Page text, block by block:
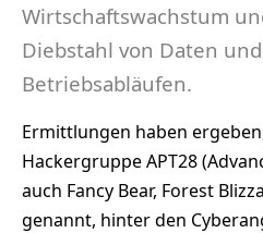
Wirtschaftswachstum
Diebstahl von Daten
Betriebsabläufen.
Ermittlungen haben
Hackergruppe APT28
auch Fancy Bear, Forest
genannt, hinter den